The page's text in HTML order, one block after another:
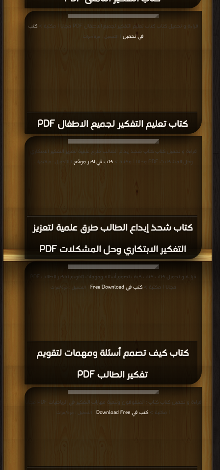
كتاب تعليم التفكير لجميع الاطفال PDF
قراءة و تحميل كتاب كتاب تعليم التفكير لجميع الاطفال PDF مجانا | مكتبة >
كتب
في تحميل
| التحميل : مرة/مرات
كتاب شحذ إبداع الطالب طرق علمية لتعزيز
التفكير الابتكاري وحل المشكلات PDF
قراءة و تحميل كتاب كتاب شحذ إبداع الطالب طرق علمية لتعزيز التفكير الابتكاري
وحل المشكلات PDF مجانا | مكتبة >
كتب في اكبر موقع | التحميل : مرة/مرات
كتاب كيف تصمم أسئلة ومهمات لتقويم
تفكير الطالب PDF
مجانا | مكتبة >كتب في Free Download | التحميل : مرة/مرات
| مكتبة > كتب في Download Free | التحميل : مرة/مرات